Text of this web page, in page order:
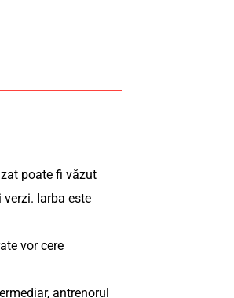
poate fi văzut
Iarba este
vor cere
antrenorul